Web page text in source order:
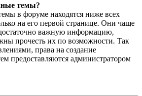
темы?
в форуме находятся ниже всех
на его первой странице. Они чаще
важную информацию,
прочесть их по возможности. Так
права на создание
предоставляются администратором